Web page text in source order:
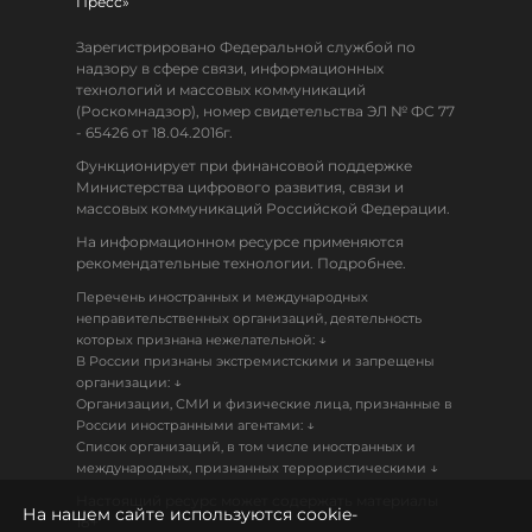
Зарегистрировано Федеральной службой по
надзору в сфере связи, информационных
технологий и массовых коммуникаций
(Роскомнадзор), номер свидетельства ЭЛ № ФС 77
- 65426 от 18.04.2016г.
Функционирует при финансовой поддержке
Министерства цифрового развития, связи и
массовых коммуникаций Российской Федерации.
На информационном ресурсе применяются
рекомендательные технологии. Подробнее.
Перечень иностранных и международных
неправительственных организаций, деятельность
которых признана нежелательной: ↓
В России признаны экстремистскими и запрещены
организации: ↓
Организации, СМИ и физические лица, признанные в
России иностранными агентами: ↓
Список организаций, в том числе иностранных и
международных, признанных террористическими ↓
18+
На нашем сайте используются cookie-